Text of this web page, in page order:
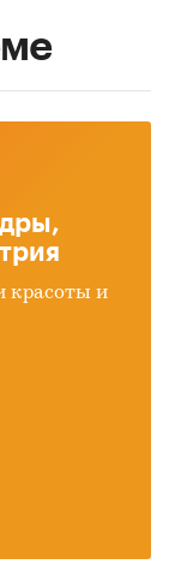
красоты и